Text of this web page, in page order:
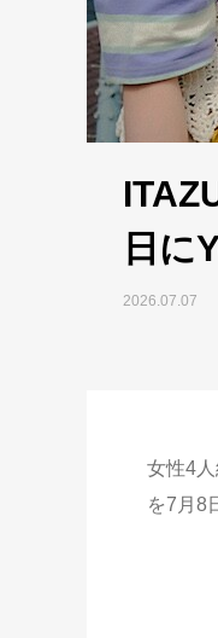
日に
2026.07.07
女性4
を7月8